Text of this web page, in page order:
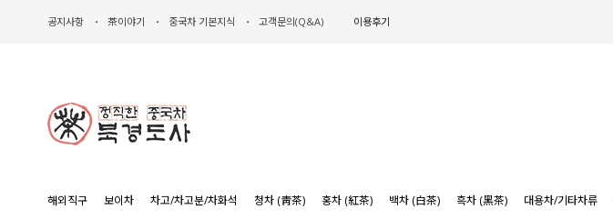
공지사항 茶이야기 중국차 기본지식 고객문의(Q&A) 이용후기
해외직구 보이차 차고/차고분/차화석 청차 (靑茶) 홍차 (紅茶) 백차 (白茶) 흑차 (黑茶) 대용차/기타차류